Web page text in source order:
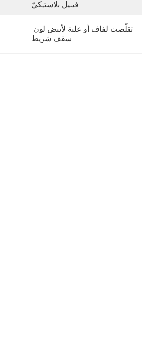
فينيل بلاستيكيّ
سقف شريط